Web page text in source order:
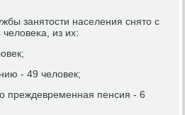
занятости населения снято с
из их:
- 49 человек;
преждевременная пенсия - 6